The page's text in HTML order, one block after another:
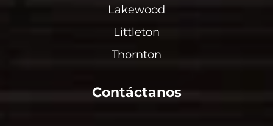
Lakewood
Littleton
Thornton
Contáctanos